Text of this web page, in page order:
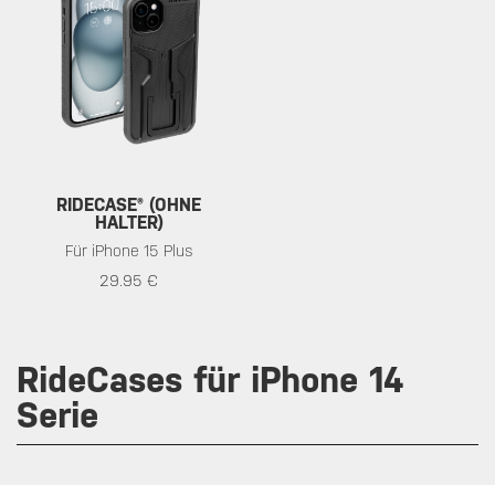
RIDECASE® (OHNE
HALTER)
Für iPhone 15 Plus
29.95 €
RideCases für iPhone 14
Serie